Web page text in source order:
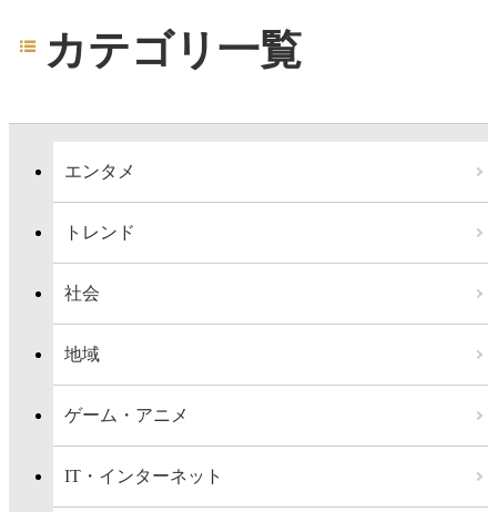
カテゴリ一覧
エンタメ
トレンド
社会
地域
ゲーム・アニメ
IT・インターネット